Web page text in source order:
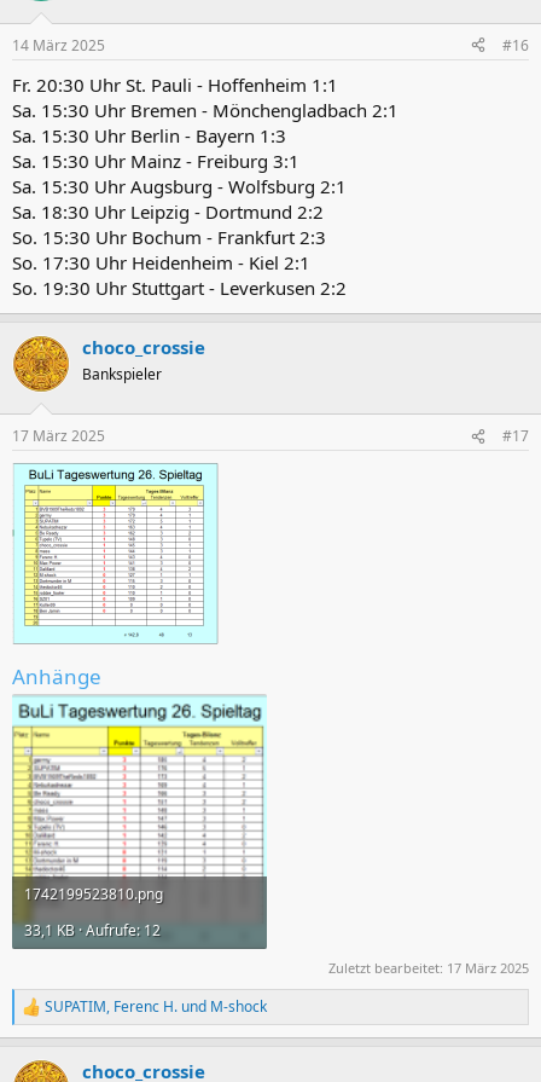
14 März 2025 #16
Fr. 20:30 Uhr St. Pauli - Hoffenheim 1:1
Sa. 15:30 Uhr Bremen - Mönchengladbach 2:1
Sa. 15:30 Uhr Berlin - Bayern 1:3
Sa. 15:30 Uhr Mainz - Freiburg 3:1
Sa. 15:30 Uhr Augsburg - Wolfsburg 2:1
Sa. 18:30 Uhr Leipzig - Dortmund 2:2
So. 15:30 Uhr Bochum - Frankfurt 2:3
So. 17:30 Uhr Heidenheim - Kiel 2:1
So. 19:30 Uhr Stuttgart - Leverkusen 2:2
choco_crossie
Bankspieler
17 März 2025 #17
Anhänge
1742199523810.png
33,1 KB · Aufrufe: 12
Zuletzt bearbeitet: 17 März 2025
R
e
k
SUPATIM, Ferenc H. und M-shock
choco_crossie